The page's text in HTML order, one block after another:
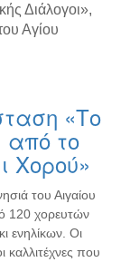
Διάλογοι»,
Αγίου
«Το
το
Χορού»
του Αιγαίου
120 χορευτών
ενηλίκων. Οι
καλλιτέχνες που